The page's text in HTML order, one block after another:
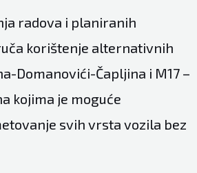
radova i planiranih
korištenje alternativnih
Domanovići-Čapljina i M17 –
kojima je moguće
svih vrsta vozila bez